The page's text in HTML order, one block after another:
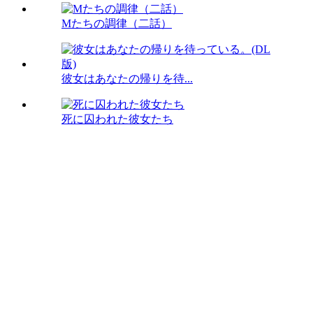
Mたちの調律（二話）
彼女はあなたの帰りを待...
死に囚われた彼女たち